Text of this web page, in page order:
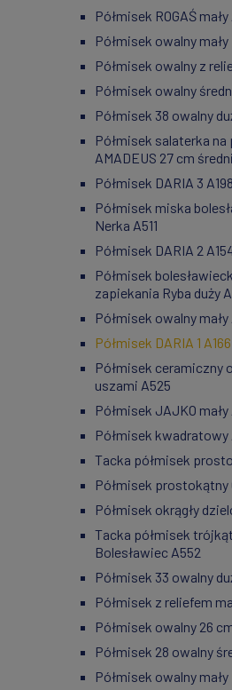
Półmisek ROGAŚ mały
Półmisek owalny mały
Półmisek owalny z
Półmisek owalny
Półmisek 38 owalny
Półmisek salaterka
AMADEUS 27 cm
Półmisek DARIA 3 A198
Półmisek miska
Nerka A511
Półmisek DARIA 2
Półmisek
zapiekania Ryba duży
Półmisek owalny mały
Półmisek DARIA 1 A166
Półmisek ceramiczny
uszami A525
Półmisek JAJKO
Półmisek kwadratowy
Tacka półmisek
Półmisek prostokątny
Półmisek okrągły
Tacka półmisek
Bolesławiec A552
Półmisek 33 owalny
Półmisek z reliefem
Półmisek owalny 26
Półmisek 28 owalny
Półmisek owalny